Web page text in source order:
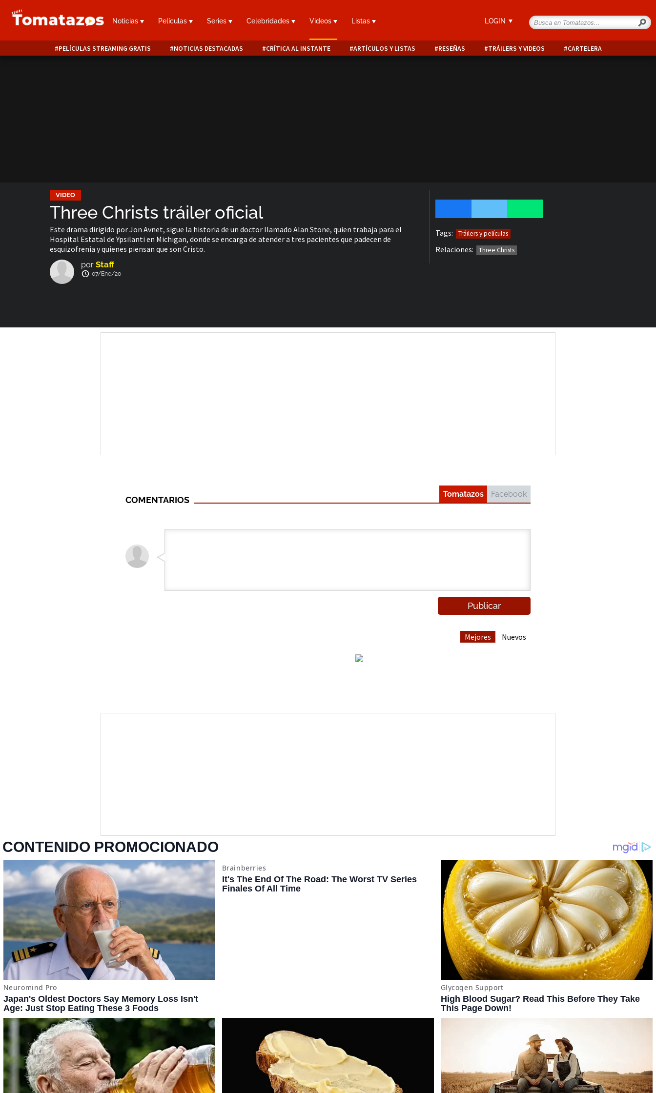
Noticias Películas Series Celebridades Videos Listas LOGIN
PELÍCULAS STREAMING GRATIS NOTICIAS DESTACADAS CRÍTICA AL INSTANTE ARTÍCULOS Y LISTAS RESEÑAS TRÁILERS Y VIDEOS CARTELERA
VIDEO
Three Christs tráiler oficial
Este drama dirigido por Jon Avnet, sigue la historia de un doctor llamado Alan Stone, quien trabaja para el
Hospital Estatal de Ypsilanti en Michigan, donde se encarga de atender a tres pacientes que padecen de
esquizofrenia y quienes piensan que son Cristo.
por Staff
07/Ene/20
Tags: Tráilers y películas
Relaciones: Three Christs
COMENTARIOS
Tomatazos Facebook
Mejores Nuevos